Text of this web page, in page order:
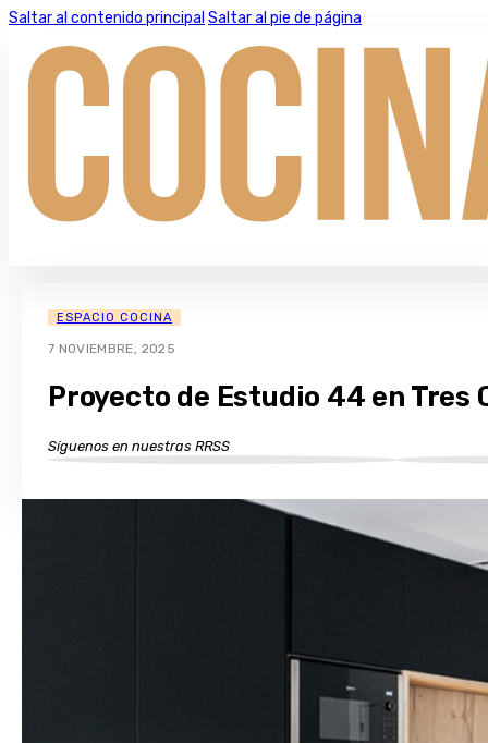
Saltar al contenido principal Saltar al pie de página
ESPACIO COCINA
7 NOVIEMBRE, 2025
Proyecto de Estudio 44 en Tres
Síguenos en nuestras RRSS